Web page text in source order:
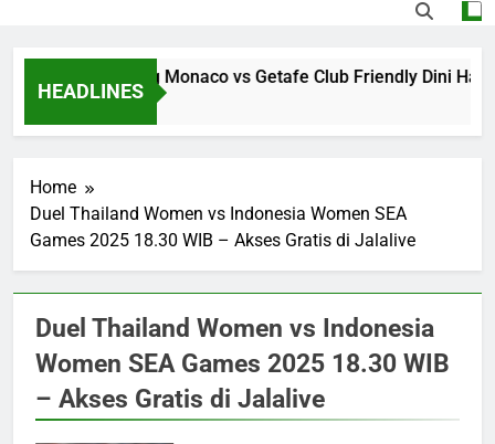
HEADLINES
Jalalive Streaming Monaco vs Getafe Club Friendly Dini
3 Hours Ago
Home
Duel Thailand Women vs Indonesia Women SEA
Games 2025 18.30 WIB – Akses Gratis di Jalalive
Duel Thailand Women vs Indonesia
Women SEA Games 2025 18.30 WIB
– Akses Gratis di Jalalive